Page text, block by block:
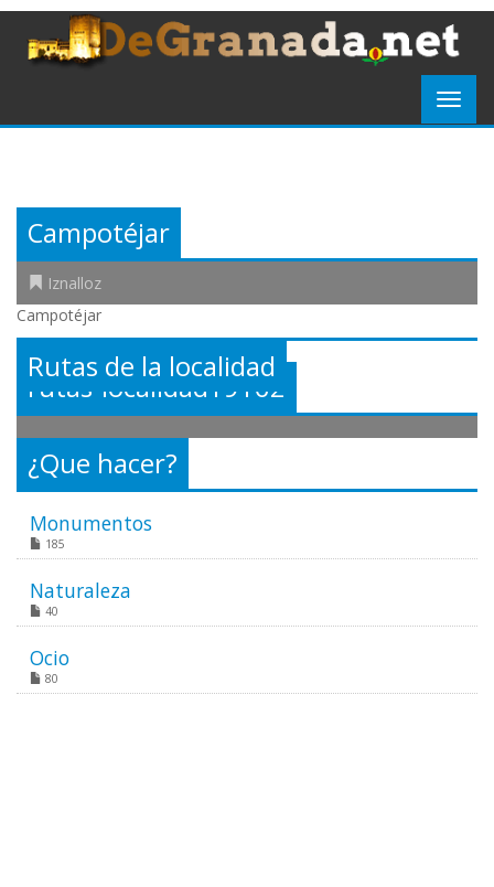
Campotéjar
Iznalloz
Campotéjar
Rutas de la localidad
rutas-localidad19162
¿Que hacer?
Monumentos
185
Naturaleza
40
Ocio
80